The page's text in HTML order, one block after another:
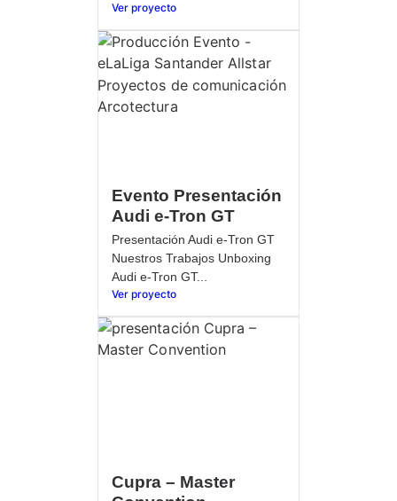
Ver proyecto
Evento Presentación
Audi e-Tron GT
Presentación Audi e-Tron GT
Nuestros Trabajos Unboxing
Audi e-Tron GT...
Ver proyecto
Cupra – Master